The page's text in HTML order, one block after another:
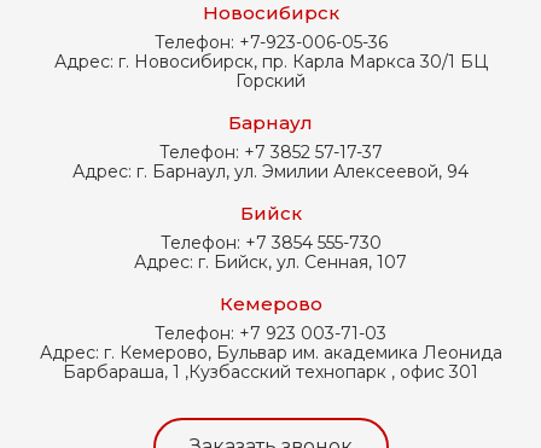
Новосибирск
Телефон: +7-923-006-05-36
Адрес: г. Новосибирск, пр. Карла Маркса 30/1 БЦ
Горский
Барнаул
Телефон: +7 3852 57-17-37
Адрес: г. Барнаул, ул. Эмилии Алексеевой, 94
Бийск
Телефон: +7 3854 555-730
Адрес: г. Бийск, ул. Сенная, 107
Кемерово
Телефон: +7 923 003-71-03
Адрес: г. Кемерово, Бульвар им. академика Леонида
Барбараша, 1 ,Кузбасский технопарк , офис 301